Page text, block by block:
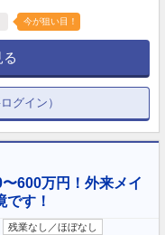
今が狙い目！
グイン）
600万円！外来メイ
す！
残業なし／ほぼなし